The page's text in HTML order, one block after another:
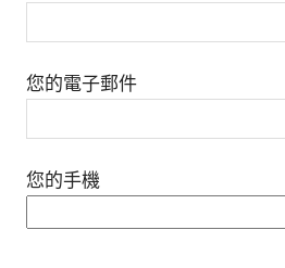
您的電子郵件
您的手機